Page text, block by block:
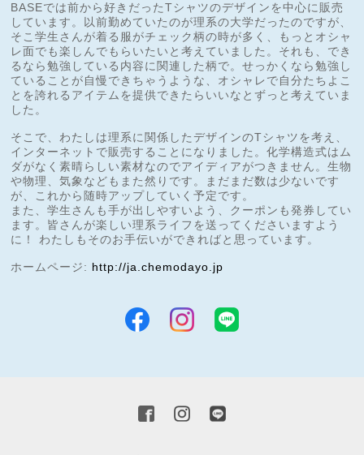
BASEでは前から好きだったTシャツのデザインを中心に販売
しています。以前勤めていたのが理系の大学だったのですが、
そこ学生さんが着る服がチェック柄の時が多く、もっとオシャ
レ面でも楽しんでもらいたいと考えていました。それも、でき
るなら勉強している内容に関連した柄で。せっかくなら勉強し
ていることが自慢できちゃうような、オシャレで自分たちよこ
とを誇れるアイテムを提供できたらいいなとずっと考えていま
した。
そこで、わたしは理系に関係したデザインのTシャツを考え、
インターネットで販売することになりました。化学構造式はム
ダがなく素晴らしい素材なのでアイディアがつきません。生物
や物理、気象などもまた然りです。まだまだ数は少ないです
が、これから随時アップしていく予定です。
また、学生さんも手が出しやすいよう、クーポンも発券してい
ます。皆さんが楽しい理系ライフを送ってくださいますよう
に！ わたしもそのお手伝いができればと思っています。
ホームページ: http://ja.chemodayo.jp